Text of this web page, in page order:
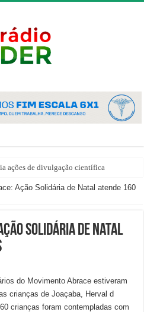
ações de divulgação científica
Ação Solidária de Natal atende 160
Solidária de Natal
do Movimento Abrace estiveram
crianças de Joaçaba, Herval d
crianças foram contempladas com